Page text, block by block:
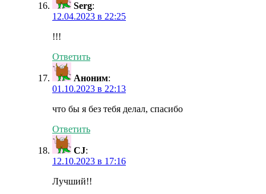
Serg:
12.04.2023 в 22:25
!!!
Ответить
Аноним:
01.10.2023 в 22:13
что бы я без тебя делал, спасибо
Ответить
CJ:
12.10.2023 в 17:16
Лучший!!